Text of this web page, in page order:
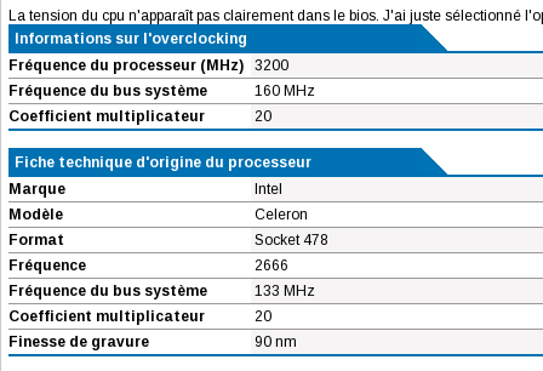
La tension du cpu n'apparaît pas clairement dans le bios. J'ai juste sélectionné
Informations sur l'overclocking
Fréquence du processeur (MHz)
3200
Fréquence du bus système
160 MHz
Coefficient multiplicateur
20
Fiche technique d'origine du processeur
Marque
Intel
Modèle
Celeron
Format
Socket 478
Fréquence
2666
Fréquence du bus système
133 MHz
Coefficient multiplicateur
20
Finesse de gravure
90 nm